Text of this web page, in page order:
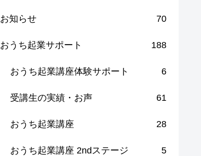
お知らせ 70
おうち起業サポート 188
おうち起業講座体験サポート 6
受講生の実績・お声 61
おうち起業講座 28
おうち起業講座 2ndステージ 5